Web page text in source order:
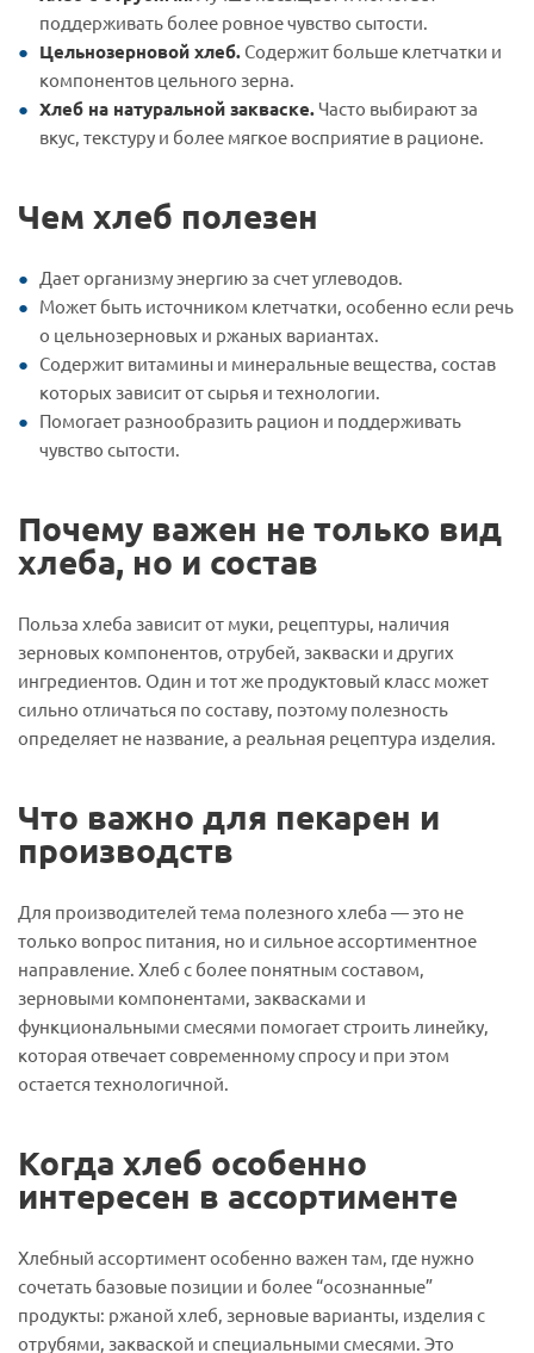
поддерживать более ровное чувство сытости.
Цельнозерновой хлеб. Содержит больше клетчатки и
компонентов цельного зерна.
Хлеб на натуральной закваске. Часто выбирают за
вкус, текстуру и более мягкое восприятие в рационе.
Чем хлеб полезен
Дает организму энергию за счет углеводов.
Может быть источником клетчатки, особенно если речь
о цельнозерновых и ржаных вариантах.
Содержит витамины и минеральные вещества, состав
которых зависит от сырья и технологии.
Помогает разнообразить рацион и поддерживать
чувство сытости.
Почему важен не только вид
хлеба, но и состав
Польза хлеба зависит от муки, рецептуры, наличия
зерновых компонентов, отрубей, закваски и других
ингредиентов. Один и тот же продуктовый класс может
сильно отличаться по составу, поэтому полезность
определяет не название, а реальная рецептура изделия.
Что важно для пекарен и
производств
Для производителей тема полезного хлеба — это не
только вопрос питания, но и сильное ассортиментное
направление. Хлеб с более понятным составом,
зерновыми компонентами, заквасками и
функциональными смесями помогает строить линейку,
которая отвечает современному спросу и при этом
остается технологичной.
Когда хлеб особенно
интересен в ассортименте
Хлебный ассортимент особенно важен там, где нужно
сочетать базовые позиции и более “осознанные”
продукты: ржаной хлеб, зерновые варианты, изделия с
отрубями, закваской и специальными смесями. Это